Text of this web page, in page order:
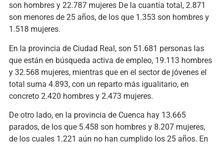
son hombres y 22.787 mujeres De la cuantía total, 2.871
son menores de 25 años, de los que 1.353 son hombres y
1.518 mujeres.
En la provincia de Ciudad Real, son 51.681 personas las
que están en búsqueda activa de empleo, 19.113 hombres
y 32.568 mujeres, mientras que en el sector de jóvenes el
total suma 4.893, con un reparto más igualitario, en
concreto 2.420 hombres y 2.473 mujeres.
De otro lado, en la provincia de Cuenca hay 13.665
parados, de los que 5.458 son hombres y 8.207 mujeres,
de los cuales 1.221 aún no han cumplido los 25 años. En